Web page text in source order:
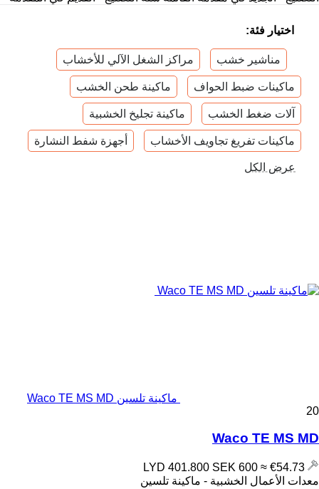
اختيار فئة:
مناشير خشب مراكز الشغل الآلي للأخشاب
ماكينات ضبط الحواف ماكينة طحن الخشب
آلات ضغط الخشب ماكينة تجليخ الخشبية
ماكينات تفريغ تجاويف الأخشاب أجهزة شفط النشارة
عرض الكل
ماكينة تلسين Waco TE MS MD
20
Waco TE MS MD
SEK 600 ≈ €54.73
معدات الأعمال الخشبية - ماكينة تلسين